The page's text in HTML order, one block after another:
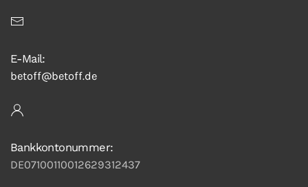
E-Mail:
betoff@betoff.de
Bankkontonummer:
DE07100110012629312437